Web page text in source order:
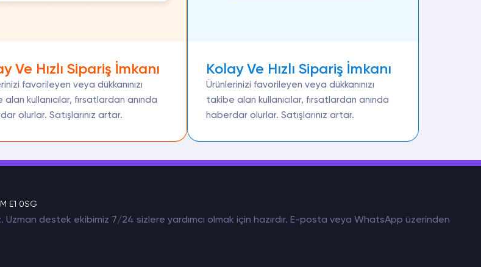
Ve Hızlı Sipariş İmkanı
favorileyen veya dükkanınızı
kullanıcılar, fırsatlardan anında
olurlar. Satışlarınız artar.
Kolay Ve Hızlı Sipariş İmkanı
Ürünlerinizi favorileyen veya dükkanınızı
takibe alan kullanıcılar, fırsatlardan anında
haberdar olurlar. Satışlarınız artar.
E1 0SG
destek ekibimiz 7/24 sizlere yardımcı olmak için hazırdır. E-posta veya WhatsApp üzerinden